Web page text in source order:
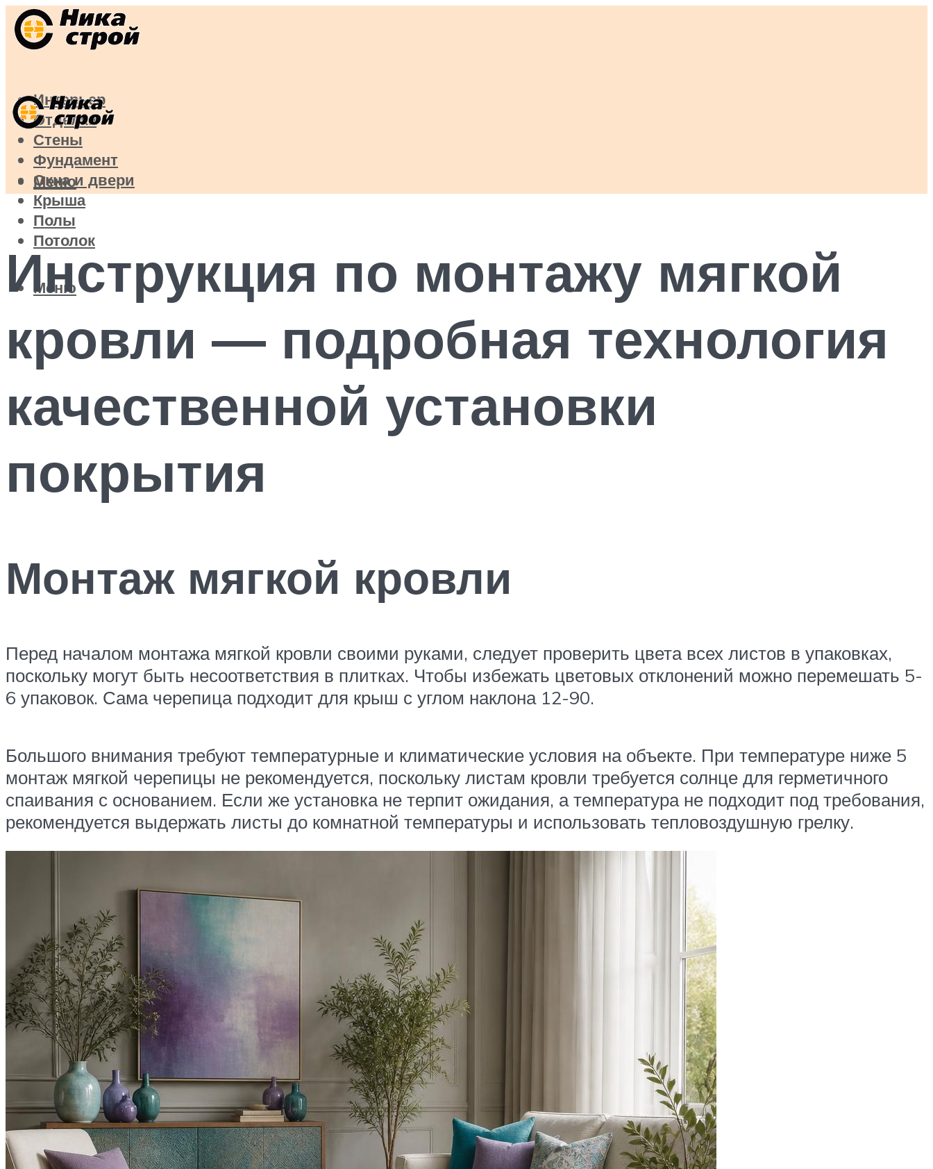
Интерьер
Отделка
Стены
Фундамент
Окна и двери
Крыша
Полы
Потолок
Меню
Меню
Инструкция по монтажу мягкой
кровли — подробная технология
качественной установки
покрытия
Монтаж мягкой кровли
Перед началом монтажа мягкой кровли своими руками, следует проверить цвета всех листов в упаковках,
поскольку могут быть несоответствия в плитках. Чтобы избежать цветовых отклонений можно перемешать 5-
6 упаковок. Сама черепица подходит для крыш с углом наклона 12-90.
Большого внимания требуют температурные и климатические условия на объекте. При температуре ниже 5
монтаж мягкой черепицы не рекомендуется, поскольку листам кровли требуется солнце для герметичного
спаивания с основанием. Если же установка не терпит ожидания, а температура не подходит под требования,
рекомендуется выдержать листы до комнатной температуры и использовать тепловоздушную грелку.